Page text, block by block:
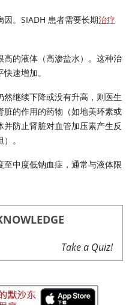
。SIADH 患者需要长期治疗
的液体（高渗盐水）。这种治
速增加。
继续下降或没有升高，则医生
脏的作用的药物（如地美环素或
并防止肾脏对血管加压素产生反
。
中度低钠血症，通常与液体限
Take a Quiz!